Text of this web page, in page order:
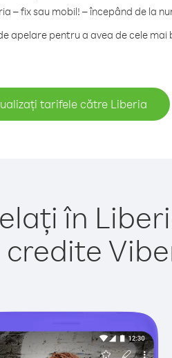
– fix sau mobil! – începând de la
apelare pentru a avea de cele
tarifele către Liberia
în